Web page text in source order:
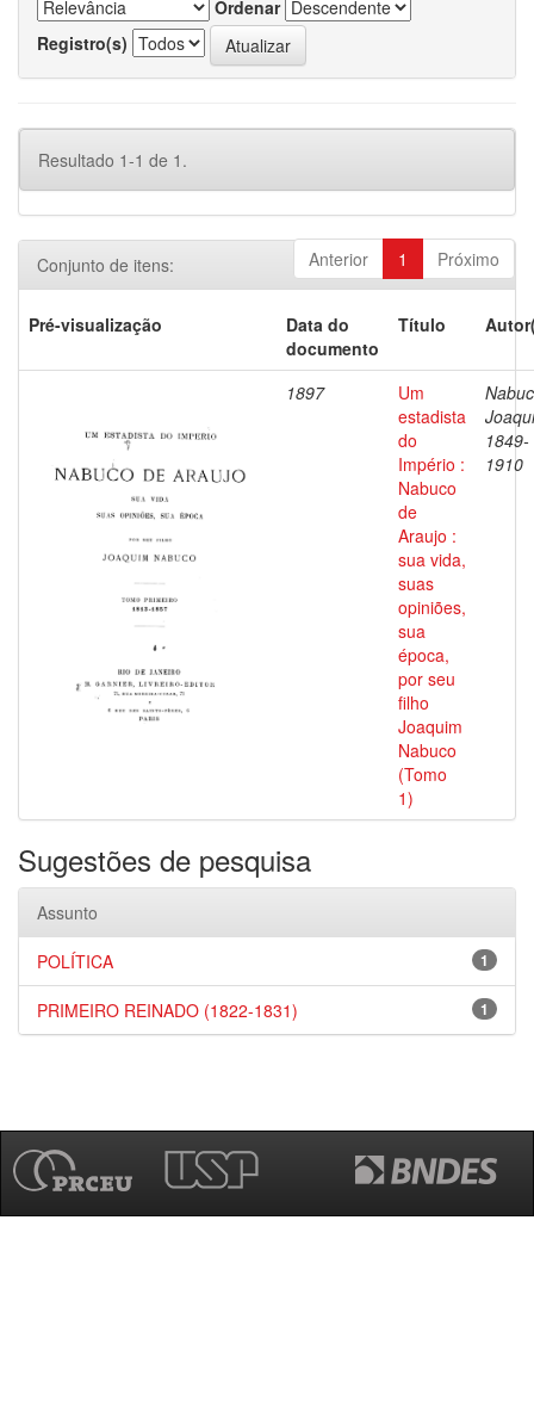
Ordenar
Registro(s)
Resultado 1-1 de 1.
Anterior 1 Próximo
Conjunto de itens:
Pré-visualização
Data do
documento
Título
1897
Um
estadista
do
Império :
Nabuco
de
Araujo :
sua vida,
suas
opiniões,
sua
época,
por seu
filho
Joaquim
Nabuco
(Tomo
1)
1849-
1910
Sugestões de pesquisa
Assunto
1
POLÍTICA
1
PRIMEIRO REINADO (1822-1831)